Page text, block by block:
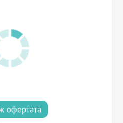
офертата